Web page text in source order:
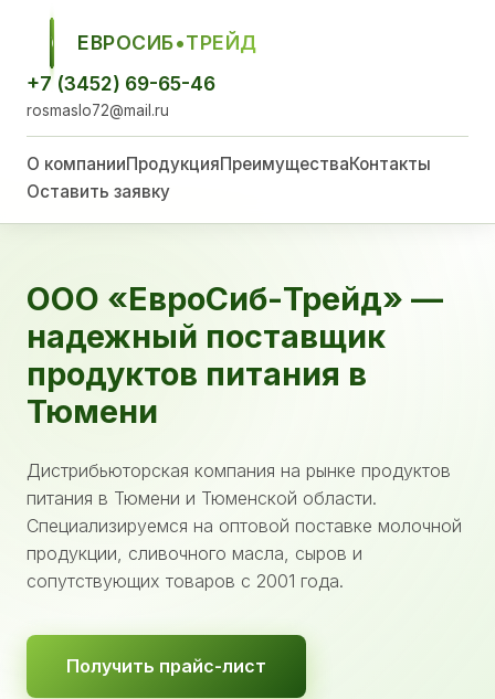
ЕСТ
ЕВРОСИБ•ТРЕЙД
+7 (3452) 69-65-46
rosmaslo72@mail.ru
О компанииПродукцияПреимуществаКонтакты
Оставить заявку
ООО «ЕвроСиб-Трейд» —
надежный поставщик
продуктов питания в
Тюмени
Дистрибьюторская компания на рынке продуктов
питания в Тюмени и Тюменской области.
Специализируемся на оптовой поставке молочной
продукции, сливочного масла, сыров и
сопутствующих товаров с 2001 года.
Получить прайс-лист